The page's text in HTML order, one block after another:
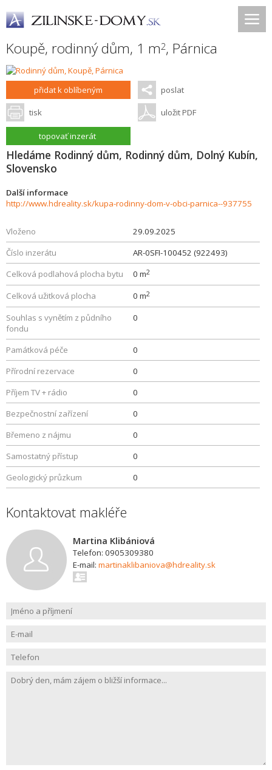
Koupě, rodinný dům, 1 m2, Párnica
přidat k oblíbeným poslat
tisk uložit PDF
topovať inzerát
Hledáme Rodinný dům, Rodinný dům, Dolný Kubín,
Slovensko
Další informace
http://www.hdreality.sk/kupa-rodinny-dom-v-obci-parnica--937755
Vloženo
29.09.2025
Číslo inzerátu
AR-0SFI-100452 (922493)
Celková podlahová plocha bytu
0 m2
Celková užitková plocha 0 m2
Souhlas s vynětím z půdního
fondu
0
Památková péče
0
Přírodní rezervace
0
Příjem TV + rádio
0
Bezpečnostní zařízení
0
Břemeno z nájmu
0
Samostatný přístup
0
Geologický průzkum
0
Kontaktovat makléře
Martina Klibániová
Telefon: 0905309380
E-mail: martinaklibaniova@hdreality.sk